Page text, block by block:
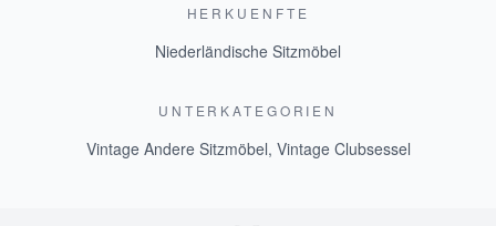
HERKUENFTE
Niederländische Sitzmöbel
UNTERKATEGORIEN
Vintage Andere Sitzmöbel, Vintage Clubsessel